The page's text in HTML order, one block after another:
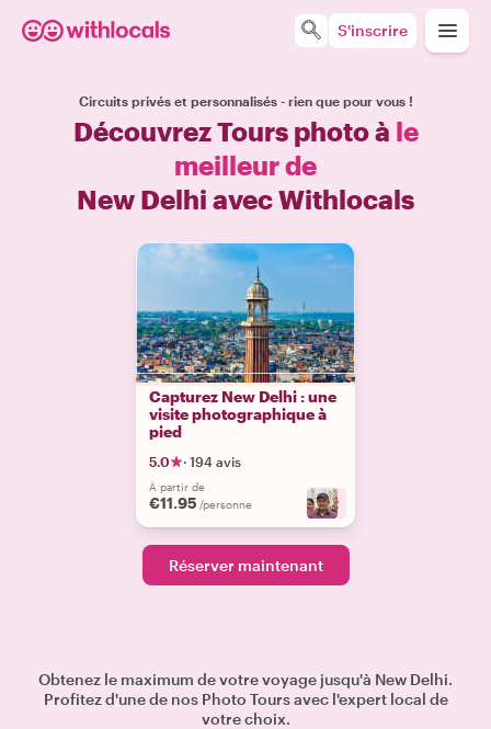
S'inscrire
Circuits privés et personnalisés - rien que pour vous !
Découvrez Tours photo à le
meilleur de
New Delhi avec Withlocals
Capturez New Delhi : une
visite photographique à
pied
5.0 · 194 avis
À partir de
€11.95 /personne +2
Réserver maintenant
Obtenez le maximum de votre voyage jusqu'à New Delhi.
Profitez d'une de nos Photo Tours avec l'expert local de
votre choix.